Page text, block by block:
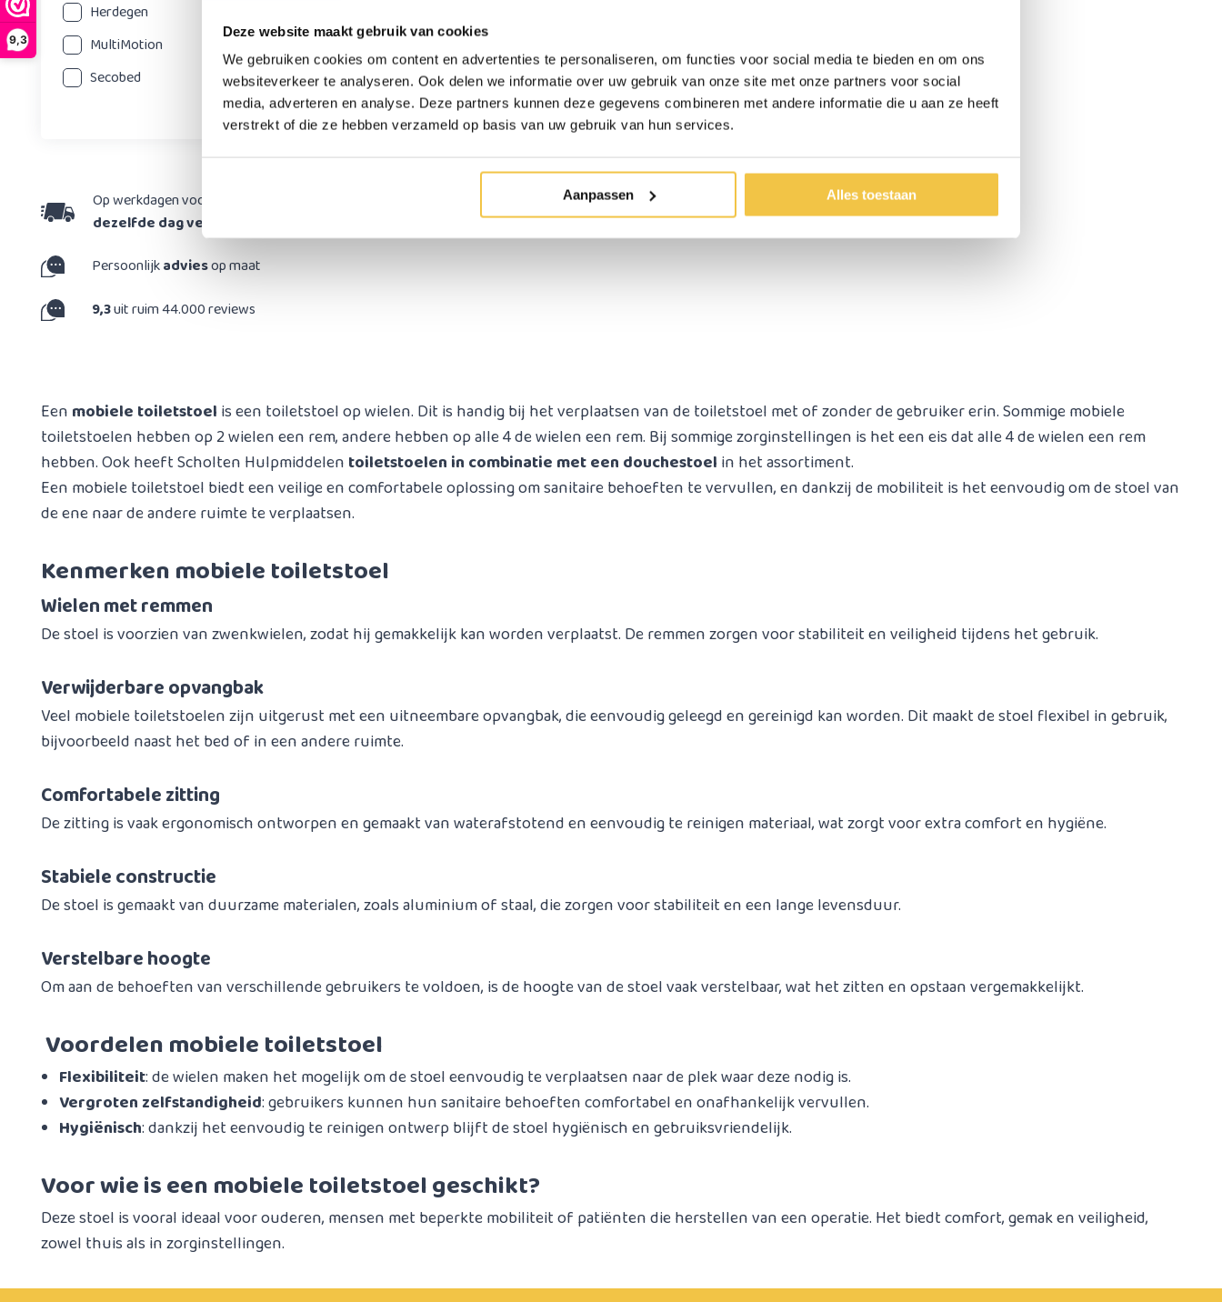
Deze website maakt gebruik van cookies
We gebruiken cookies om content en advertenties te personaliseren, om functies voor social media te bieden en om ons
websiteverkeer te analyseren. Ook delen we informatie over uw gebruik van onze site met onze partners voor social
media, adverteren en analyse. Deze partners kunnen deze gegevens combineren met andere informatie die u aan ze heeft
verstrekt of die ze hebben verzameld op basis van uw gebruik van hun services.
Aanpassen Alles toestaan
9,3
Herdegen
MultiMotion
Secobed
Op werkdagen voor 15:30 besteld,
dezelfde dag verzonden
Persoonlijkadviesop maat
9,3uit ruim 44.000 reviews
Een mobiele toiletstoel is een toiletstoel op wielen. Dit is handig bij het verplaatsen van de toiletstoel met of zonder de gebruiker erin. Sommige mobiele
toiletstoelen hebben op 2 wielen een rem, andere hebben op alle 4 de wielen een rem. Bij sommige zorginstellingen is het een eis dat alle 4 de wielen een rem
hebben. Ook heeft Scholten Hulpmiddelen toiletstoelen in combinatie met een douchestoel in het assortiment.
Een mobiele toiletstoel biedt een veilige en comfortabele oplossing om sanitaire behoeften te vervullen, en dankzij de mobiliteit is het eenvoudig om de stoel van
de ene naar de andere ruimte te verplaatsen.
Kenmerken mobiele toiletstoel
Wielen met remmen
De stoel is voorzien van zwenkwielen, zodat hij gemakkelijk kan worden verplaatst. De remmen zorgen voor stabiliteit en veiligheid tijdens het gebruik.
Verwijderbare opvangbak
Veel mobiele toiletstoelen zijn uitgerust met een uitneembare opvangbak, die eenvoudig geleegd en gereinigd kan worden. Dit maakt de stoel flexibel in gebruik,
bijvoorbeeld naast het bed of in een andere ruimte.
Comfortabele zitting
De zitting is vaak ergonomisch ontworpen en gemaakt van waterafstotend en eenvoudig te reinigen materiaal, wat zorgt voor extra comfort en hygiëne.
Stabiele constructie
De stoel is gemaakt van duurzame materialen, zoals aluminium of staal, die zorgen voor stabiliteit en een lange levensduur.
Verstelbare hoogte
Om aan de behoeften van verschillende gebruikers te voldoen, is de hoogte van de stoel vaak verstelbaar, wat het zitten en opstaan vergemakkelijkt.
Voordelen mobiele toiletstoel
Flexibiliteit: de wielen maken het mogelijk om de stoel eenvoudig te verplaatsen naar de plek waar deze nodig is.
Vergroten zelfstandigheid: gebruikers kunnen hun sanitaire behoeften comfortabel en onafhankelijk vervullen.
Hygiënisch: dankzij het eenvoudig te reinigen ontwerp blijft de stoel hygiënisch en gebruiksvriendelijk.
Voor wie is een mobiele toiletstoel geschikt?
Deze stoel is vooral ideaal voor ouderen, mensen met beperkte mobiliteit of patiënten die herstellen van een operatie. Het biedt comfort, gemak en veiligheid,
zowel thuis als in zorginstellingen.